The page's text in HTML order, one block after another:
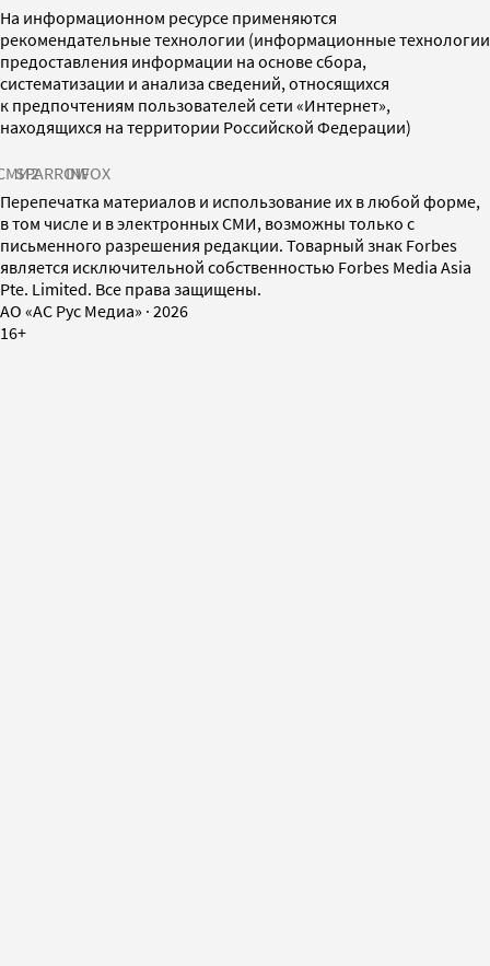
На информационном ресурсе применяются
рекомендательные технологии (информационные технологии
предоставления информации на основе сбора,
систематизации и анализа сведений, относящихся
к предпочтениям пользователей сети «Интернет»,
находящихся на территории Российской Федерации)
SPARROWINFOX
Перепечатка материалов и использование их в любой форме,
в том числе и в электронных СМИ, возможны только с
письменного разрешения редакции. Товарный знак Forbes
является исключительной собственностью Forbes Media Asia
Pte. Limited. Все права защищены.
AO «АС Рус Медиа» · 2026
16+